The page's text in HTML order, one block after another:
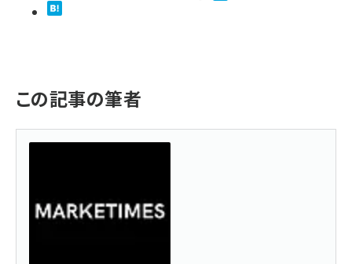
この記事の筆者